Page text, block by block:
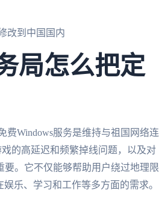
改到中国国内
局怎么把定
Windows服务是维持与祖国网络连
的高延迟和频繁掉线问题，以及对
要。它不仅能够帮助用户绕过地理限
乐、学习和工作等多方面的需求。